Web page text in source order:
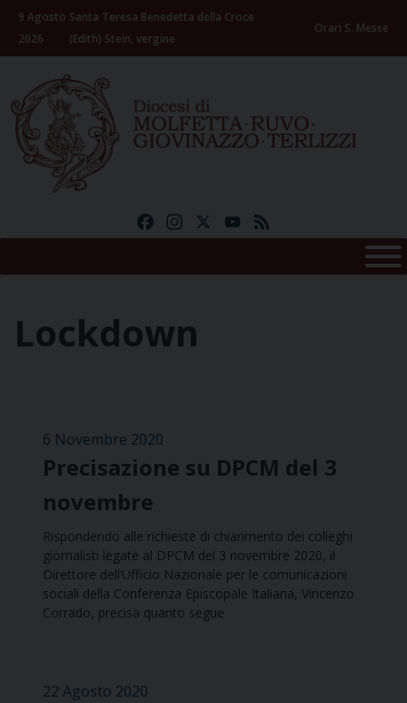
Skip
content
9 Agosto
2026
Santa Teresa Benedetta della Croce
(Edith) Stein, vergine
Orari S. Messe
FacebookInstagramYouTube
Lockdown
6 Novembre 2020
Precisazione su DPCM del 3
novembre
Rispondendo alle richieste di chiarimento dei colleghi
giornalisti legate al DPCM del 3 novembre 2020, il
Direttore dell’Ufficio Nazionale per le comunicazioni
sociali della Conferenza Episcopale Italiana, Vincenzo
Corrado, precisa quanto segue
22 Agosto 2020